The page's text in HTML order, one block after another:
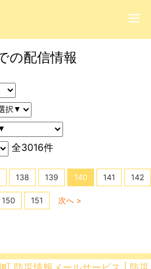
の配信情報
全3016件
138 139 140 141 142
150 151 次へ >